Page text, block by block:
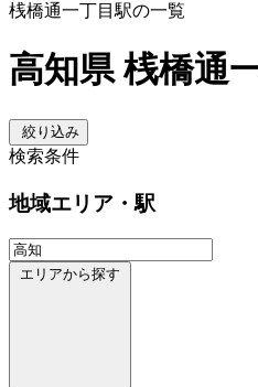
桟橋通一丁目駅の一覧
高知県 桟橋通
絞り込み
検索条件
地域エリア・駅
エリアから探す